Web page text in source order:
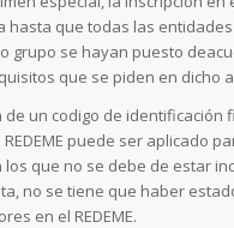
hasta que todas las
grupo se hayan puesto
que se piden en dicho
de un codigo de identificación
puede ser aplicado
que no se debe de estar
no se tiene que haber
en el REDEME.